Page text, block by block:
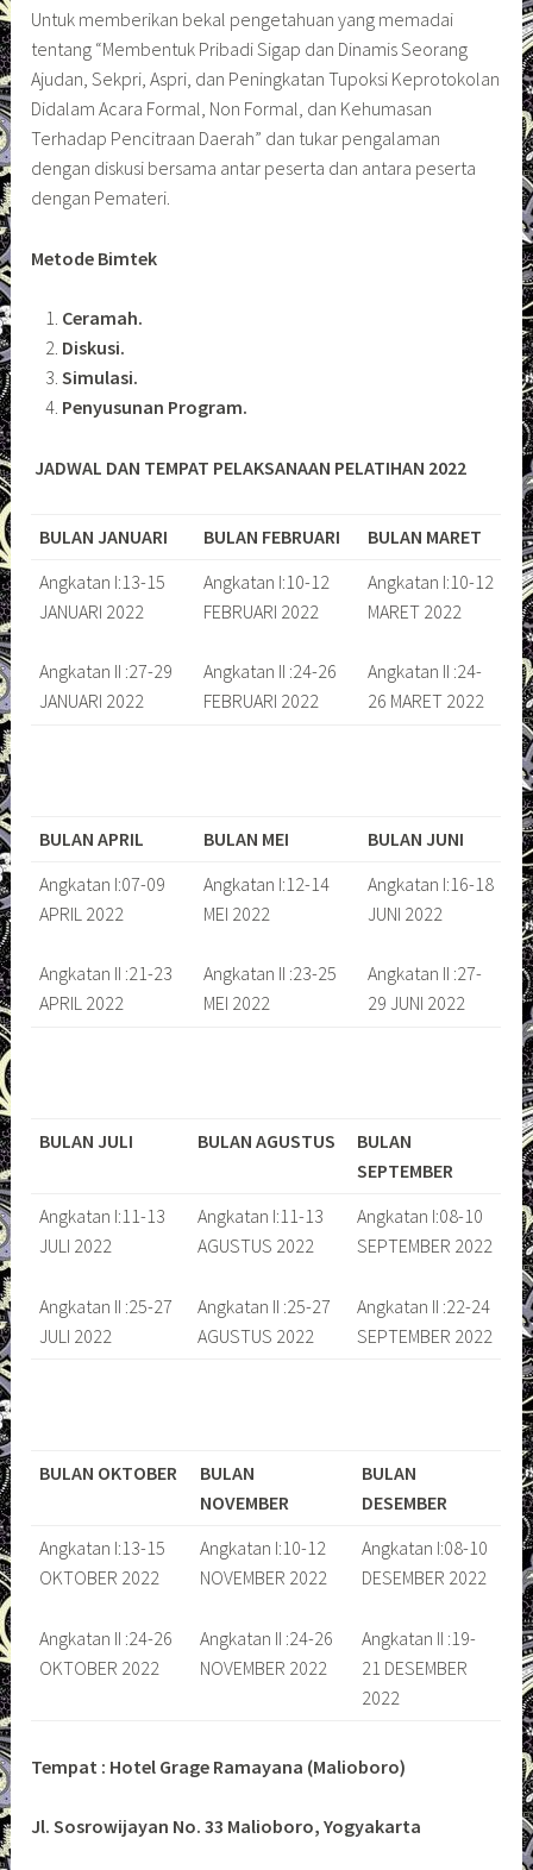
Untuk memberikan bekal pengetahuan yang memadai
tentang “Membentuk Pribadi Sigap dan Dinamis Seorang
Ajudan, Sekpri, Aspri, dan Peningkatan Tupoksi Keprotokolan
Didalam Acara Formal, Non Formal, dan Kehumasan
Terhadap Pencitraan Daerah” dan tukar pengalaman
dengan diskusi bersama antar peserta dan antara peserta
dengan Pemateri.
Metode Bimtek
Ceramah.
Diskusi.
Simulasi.
Penyusunan Program.
JADWAL DAN TEMPAT PELAKSANAAN PELATIHAN 2022
BULAN JANUARI BULAN FEBRUARI
BULAN MARET
Angkatan I:13-15
JANUARI 2022
Angkatan II :27-29
JANUARI 2022
Angkatan I:10-12
FEBRUARI 2022
Angkatan II :24-26
FEBRUARI 2022
Angkatan I:10-12
MARET 2022
Angkatan II :24-
26 MARET 2022
BULAN APRIL BULAN MEI
BULAN JUNI
Angkatan I:07-09
APRIL 2022
Angkatan II :21-23
APRIL 2022
Angkatan I:12-14
MEI 2022
Angkatan II :23-25
MEI 2022
Angkatan I:16-18
JUNI 2022
Angkatan II :27-
29 JUNI 2022
BULAN JULI BULAN AGUSTUS
BULAN
SEPTEMBER
Angkatan I:11-13
JULI 2022
Angkatan II :25-27
JULI 2022
Angkatan I:11-13
AGUSTUS 2022
Angkatan II :25-27
AGUSTUS 2022
Angkatan I:08-10
SEPTEMBER 2022
Angkatan II :22-24
SEPTEMBER 2022
BULAN OKTOBER
BULAN
NOVEMBER
BULAN
DESEMBER
Angkatan I:13-15
OKTOBER 2022
Angkatan II :24-26
OKTOBER 2022
Angkatan I:10-12
NOVEMBER 2022
Angkatan II :24-26
NOVEMBER 2022
Angkatan I:08-10
DESEMBER 2022
Angkatan II :19-
21 DESEMBER
2022
Tempat : Hotel Grage Ramayana (Malioboro)
Jl. Sosrowijayan No. 33 Malioboro, Yogyakarta